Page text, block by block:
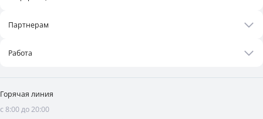
Бонусная программа
Статьи
Видеоотзывы
Партнерам
Поставщикам
Аренда площадей
Реклама и продвижение
Работа
Вакансии
Горячая линия
с 8:00 до 20:00